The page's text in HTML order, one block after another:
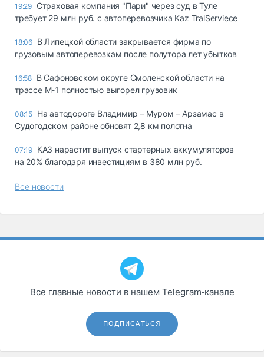
19:29 Страховая компания "Пари" через суд в Туле
требует 29 млн руб. с автоперевозчика Kaz TralServiece
18:06 В Липецкой области закрывается фирма по
грузовым автоперевозкам после полутора лет убытков
16:58 В Сафоновском округе Смоленской области на
трассе М-1 полностью выгорел грузовик
08:15 На автодороге Владимир – Муром – Арзамас в
Судогодском районе обновят 2,8 км полотна
07:19 КАЗ нарастит выпуск стартерных аккумуляторов
на 20% благодаря инвестициям в 380 млн руб.
Все новости
Все главные новости в нашем Telegram‑канале
ПОДПИСАТЬСЯ